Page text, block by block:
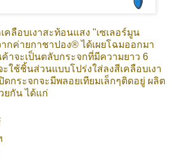
บเงาสะท้อนแสง "เซเลอร์มูน
ากค่ายกาชาปอง® ได้เผยโฉมออกมา
าจะเป็นตลับกระจกที่มีความยาว 6
ใช้ชิ้นส่วนแบบโปร่งใส่ลงสีเคลือบเงา
ดกระจกจะมีพลอยเทียมเล็กๆติดอยู่ ผลิต
ยกัน ได้แก่